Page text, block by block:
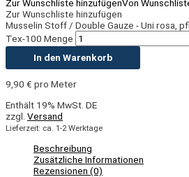
Zur Wunschliste hinzufügenVon
Zur Wunschliste hinzufügen
Musselin Stoff / Double Gauze - Uni rosa,
Tex-100 Menge
In den Warenkorb
9,90 € pro Meter
Enthält 19% MwSt. DE
zzgl. Versand
Lieferzeit: ca. 1-2 Werktage
Beschreibung
Zusätzliche Informationen
Rezensionen (0)